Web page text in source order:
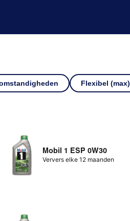
Flexibel (max)
Mobil 1 ESP 0W30
Ververs elke 12 maanden